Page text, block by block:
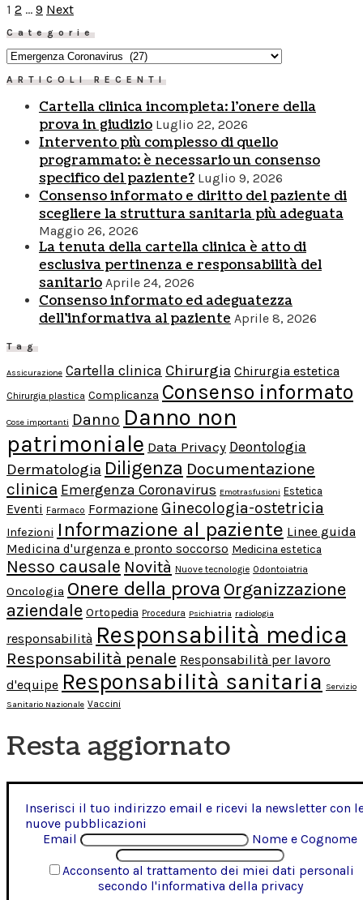
Posts
navigation
Page
1 Page
2 … Page
9 Next
Categorie
Categorie
ARTICOLI RECENTI
Cartella clinica incompleta: l’onere della
prova in giudizio Luglio 22, 2026
Intervento più complesso di quello
programmato: è necessario un consenso
specifico del paziente? Luglio 9, 2026
Consenso informato e diritto del paziente di
scegliere la struttura sanitaria più adeguata
Maggio 26, 2026
La tenuta della cartella clinica è atto di
esclusiva pertinenza e responsabilità del
sanitario Aprile 24, 2026
Consenso informato ed adeguatezza
dell’informativa al paziente Aprile 8, 2026
Tag
Assicurazione Cartella clinica Chirurgia Chirurgia estetica
Chirurgia plastica Complicanza Consenso informato
Cose importanti Danno Danno non
patrimoniale Data Privacy Deontologia
Dermatologia Diligenza Documentazione
clinica Emergenza Coronavirus Emotrasfusioni Estetica
Eventi Farmaco Formazione Ginecologia-ostetricia
Infezioni Informazione al paziente Linee guida
Medicina d'urgenza e pronto soccorso Medicina estetica
Nesso causale Novità Nuove tecnologie Odontoiatria
Oncologia Onere della prova Organizzazione
aziendale Ortopedia Procedura Psichiatria radiologia
responsabilità Responsabilità medica
Responsabilità penale Responsabilità per lavoro
d'equipe Responsabilità sanitaria Servizio
Sanitario Nazionale Vaccini
Resta aggiornato
Inserisci il tuo indirizzo email e ricevi la newsletter con
nuove pubblicazioni
Email
Nome e Cognome
Acconsento al trattamento dei miei dati personali
secondo l'informativa della privacy